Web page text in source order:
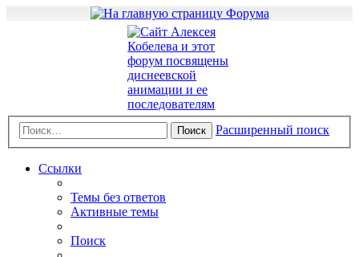
Поиск Расширенный поиск
Ссылки
Темы без ответов
Активные темы
Поиск